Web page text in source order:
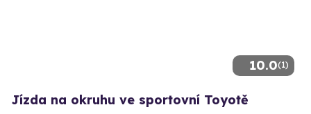
10.0(1)
Jízda na okruhu ve sportovní Toyotě